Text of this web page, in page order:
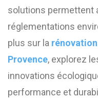
solutions permettent
réglementations
plus sur la
Provence, explorez
innovations
performance et